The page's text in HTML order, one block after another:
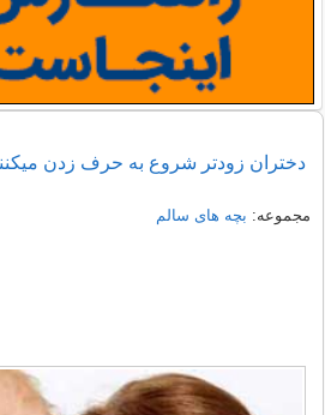
دختران زودتر شروع به حرف زدن
مجموعه: بچه های سالم